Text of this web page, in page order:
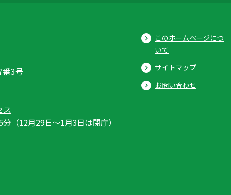
3号
ス
（12月29日〜1月3日は閉庁）
このホームページにつ
いて
サイトマップ
お問い合わせ